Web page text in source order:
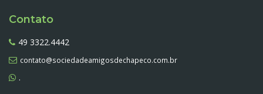
Contato
49 3322.4442
contato@sociedadeamigosdechapeco.com.br
.